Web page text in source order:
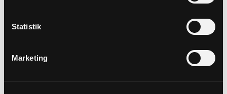
Statistik
Marketing